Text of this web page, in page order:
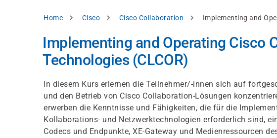
Pfadnavigation
Home Cisco Cisco Collaboration Implementing and
Implementing and Operating Cisco
Technologies (CLCOR)
In diesem Kurs erlernen die Teilnehmer/-innen sich auf
und den Betrieb von Cisco Collaboration-Lösungen
erwerben die Kenntnisse und Fähigkeiten, die für die
Kollaborations- und Netzwerktechnologien erforderlich sind,
Codecs und Endpunkte, XE-Gateway und Medienressourcen
Einstellungen
Datenschutzhinweis